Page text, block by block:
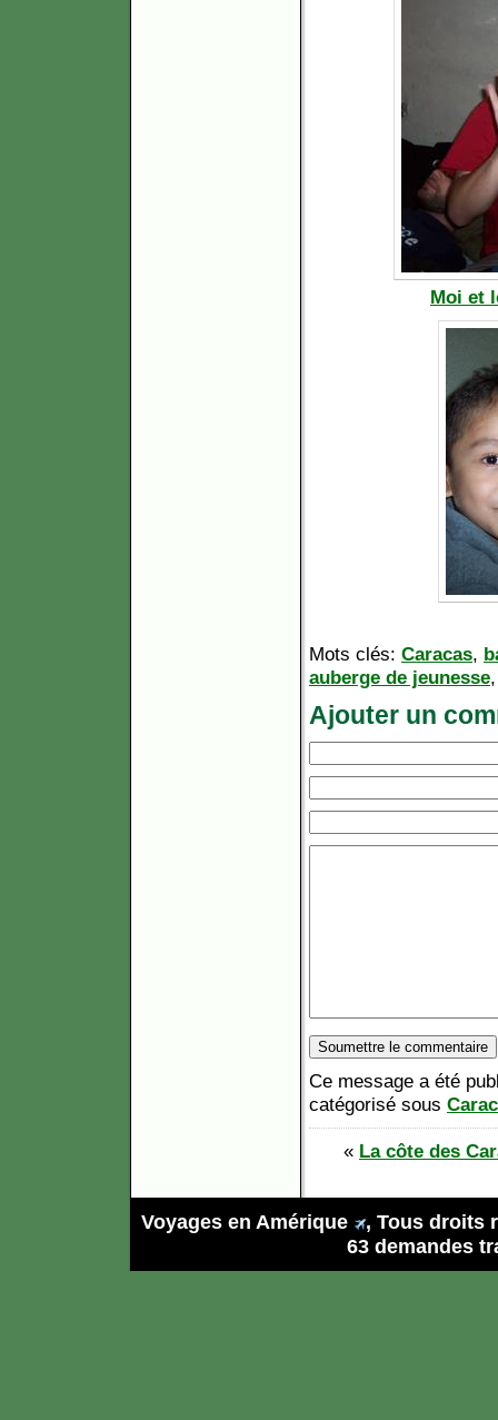
Moi et
Mots clés: Caracas,
auberge de jeunesse
Ajouter un
Ce message a été
catégorisé sous
« La côte des
Voyages en Amérique
, Tous droits
63 demandes